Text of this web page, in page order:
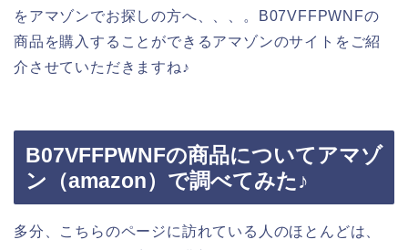
をアマゾンでお探しの方へ、、、。B07VFFPWNFの
商品を購入することができるアマゾンのサイトをご紹
介させていただきますね♪
B07VFFPWNFの商品についてアマゾ
ン（amazon）で調べてみた♪
多分、こちらのページに訪れている人のほとんどは、